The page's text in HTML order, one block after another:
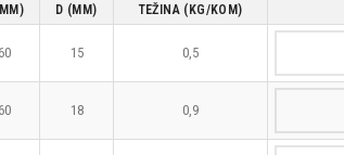
D (MM) TEŽINA (KG/KOM)
60 15 0,5
60 18 0,9